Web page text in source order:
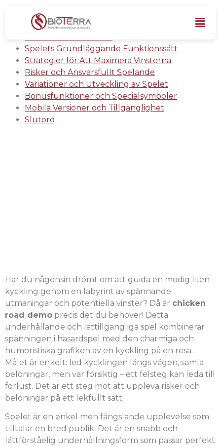
Spännande Kycklingäventyr: Testa din tur i
chicken road demo och vinn – men var försiktig,
Spelets Grundläggande Funktionssätt
Strategier för Att Maximera Vinsterna
Risker och Ansvarsfullt Spelande
Variationer och Utveckling av Spelet
Bonusfunktioner och Specialsymboler
Mobila Versioner och Tillgänglighet
Slutord
Har du någonsin drömt om att guida en modig liten
kyckling genom en labyrint av spännande
utmaningar och potentiella vinster? Då är chicken
road demo precis det du behöver! Detta
underhållande och lättillgängliga spel kombinerar
spänningen i hasardspel med den charmiga och
humoristiska grafiken av en kyckling på en resa.
Målet är enkelt: led kycklingen längs vägen, samla
belöningar, men var försiktig – ett felsteg kan leda till
förlust. Det är ett steg mot att uppleva risker och
belöningar på ett lekfullt sätt.
Spelet är en enkel men fängslande upplevelse som
tilltalar en bred publik. Det är en snabb och
lättförståelig underhållningsform som passar perfekt